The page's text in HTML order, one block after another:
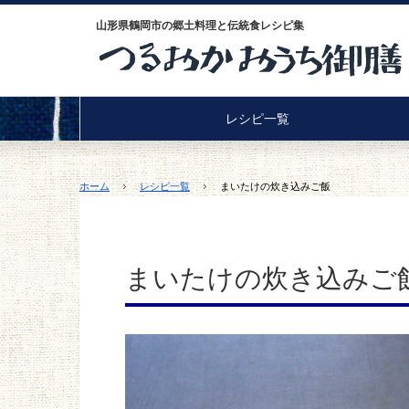
山形県鶴岡市の郷土料理と伝統食レシピ集
レシピ一覧
ホーム レシピ一覧 まいたけの炊き込みご飯
まいたけの炊き込みご